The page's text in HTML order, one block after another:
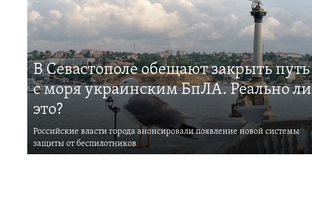
В Севастополе обещают закрыть путь
с моря украинским БпЛА. Реально ли
это?
Российские власти города анонсировали появление новой системы
защиты от беспилотников